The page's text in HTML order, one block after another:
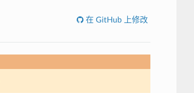
在 GitHub 上修改